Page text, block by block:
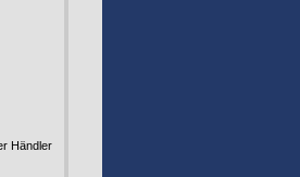
Händler